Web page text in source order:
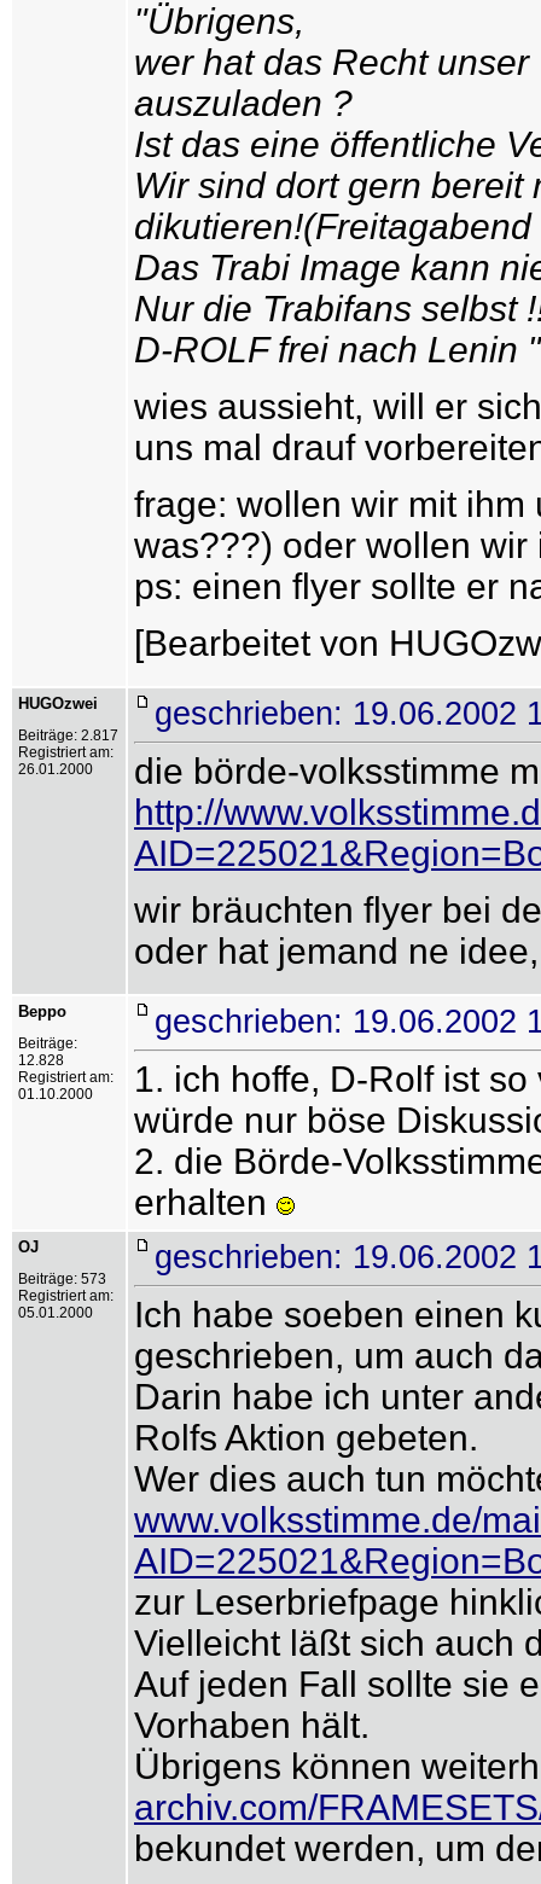
"Übrigens,
wer hat das Recht
auszuladen ?
Ist das eine öffentliche
Wir sind dort gern bereit
dikutieren!(Freitagabend
Das Trabi Image kann
Nur die Trabifans selbst
D-ROLF frei nach Lenin "
wies aussieht, will er
uns mal drauf
frage: wollen wir mit
was???) oder wollen
ps: einen flyer sollte er
[Bearbeitet von
HUGOzwei
Beiträge: 2.817
Registriert am:
26.01.2000
geschrieben: 19.06.2002
die börde-volksstimme
http://
wir bräuchten flyer bei
oder hat jemand ne
Beppo
Beiträge:
12.828
Registriert am:
01.10.2000
geschrieben: 19.06.2002
1. ich hoffe, D-Rolf ist
würde nur böse
2. die Börde-
erhalten
OJ
Beiträge: 573
Registriert am:
05.01.2000
geschrieben: 19.06.2002
Ich habe soeben einen
geschrieben, um auch
Darin habe ich unter
Rolfs Aktion gebeten.
Wer dies auch tun
www.volksstimme.de/
zur Leserbriefpage
Vielleicht läßt sich auch
Auf jeden Fall sollte sie
Vorhaben hält.
Übrigens können
archiv.com/
bekundet werden, um